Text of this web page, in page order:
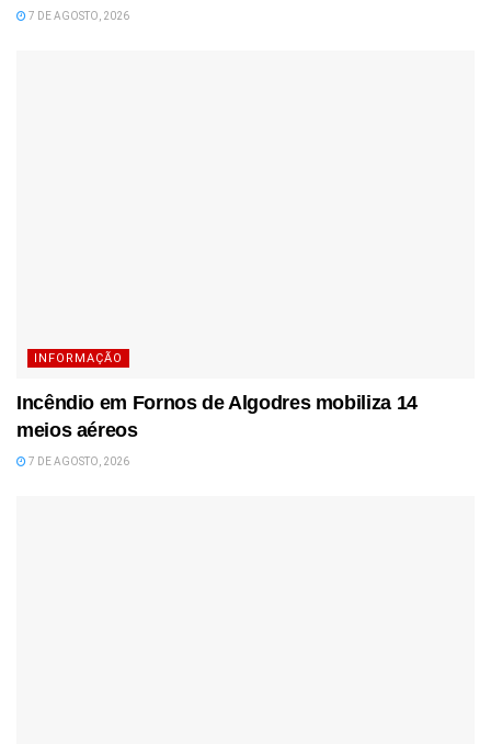
7 DE AGOSTO, 2026
INFORMAÇÃO
Incêndio em Fornos de Algodres mobiliza 14
meios aéreos
7 DE AGOSTO, 2026